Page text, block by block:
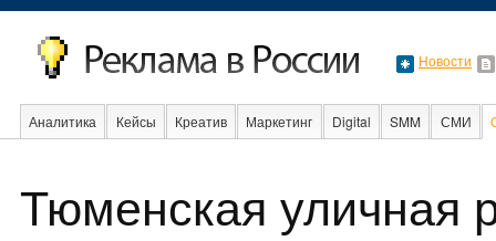
Новости
Аналитика Кейсы Креатив Маркетинг Digital SMM СМИ
Факты
Тюменская уличная